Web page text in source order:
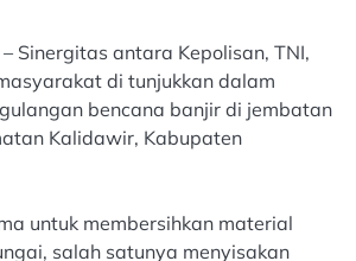
– Sinergitas antara Kepolisan, TNI,
di tunjukkan dalam
bencana banjir di jembatan
Kalidawir, Kabupaten
untuk membersihkan material
salah satunya menyisakan